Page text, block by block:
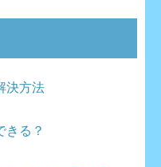
決方法
きる？